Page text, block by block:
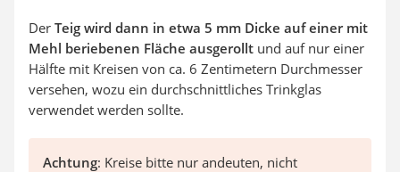
Der Teig wird dann in etwa 5 mm Dicke auf einer mit
Mehl beriebenen Fläche ausgerollt und auf nur einer
Hälfte mit Kreisen von ca. 6 Zentimetern Durchmesser
versehen, wozu ein durchschnittliches Trinkglas
verwendet werden sollte.
Achtung: Kreise bitte nur andeuten, nicht